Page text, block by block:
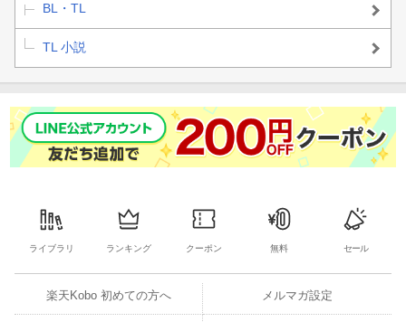
BL・TL
TL 小説
ライブラリ ランキング クーポン 無料 セール
楽天Kobo 初めての方へ メルマガ設定